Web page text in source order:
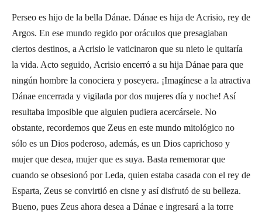
Perseo es hijo de la bella Dánae. Dánae es hija de Acrisio, rey de
Argos. En ese mundo regido por oráculos que presagiaban
ciertos destinos, a Acrisio le vaticinaron que su nieto le quitaría
la vida. Acto seguido, Acrisio encerró a su hija Dánae para que
ningún hombre la conociera y poseyera. ¡Imagínese a la atractiva
Dánae encerrada y vigilada por dos mujeres día y noche! Así
resultaba imposible que alguien pudiera acercársele. No
obstante, recordemos que Zeus en este mundo mitológico no
sólo es un Dios poderoso, además, es un Dios caprichoso y
mujer que desea, mujer que es suya. Basta rememorar que
cuando se obsesionó por Leda, quien estaba casada con el rey de
Esparta, Zeus se convirtió en cisne y así disfrutó de su belleza.
Bueno, pues Zeus ahora desea a Dánae e ingresará a la torre